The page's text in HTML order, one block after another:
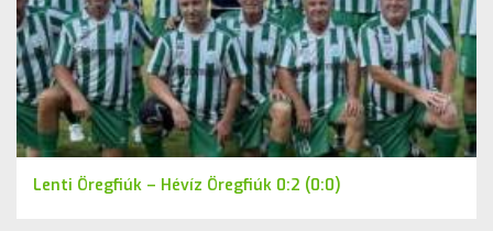
Lenti Öregfiúk – Hévíz Öregfiúk 0:2 (0:0)